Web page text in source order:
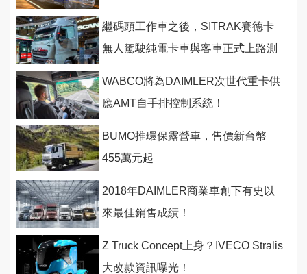
繼碼頭工作車之後，SITRAK賽德卡
無人駕駛純電卡車與客車正式上路測
WABCO將為DAIMLER次世代重卡供
應AMT自手排控制系統！
BUMO推環保露營車，售價新台幣
455萬元起
2018年DAIMLER商業車創下有史以
來最佳銷售成績！
Z Truck Concept上身？IVECO Stralis
大改款資訊曝光！